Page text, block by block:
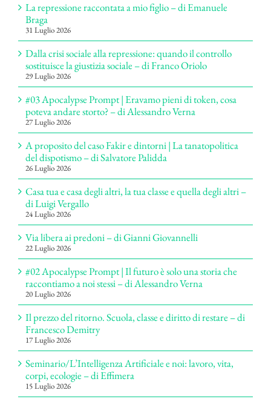
La repressione raccontata a mio figlio – di Emanuele
Braga
31 Luglio 2026
Dalla crisi sociale alla repressione: quando il controllo
sostituisce la giustizia sociale – di Franco Oriolo
29 Luglio 2026
#03 Apocalypse Prompt | Eravamo pieni di token, cosa
poteva andare storto? – di Alessandro Verna
27 Luglio 2026
A proposito del caso Fakir e dintorni | La tanatopolitica
del dispotismo – di Salvatore Palidda
26 Luglio 2026
Casa tua e casa degli altri, la tua classe e quella degli altri –
di Luigi Vergallo
24 Luglio 2026
Via libera ai predoni – di Gianni Giovannelli
22 Luglio 2026
#02 Apocalypse Prompt | Il futuro è solo una storia che
raccontiamo a noi stessi – di Alessandro Verna
20 Luglio 2026
Il prezzo del ritorno. Scuola, classe e diritto di restare – di
Francesco Demitry
17 Luglio 2026
Seminario/L’Intelligenza Artificiale e noi: lavoro, vita,
corpi, ecologie – di Effimera
15 Luglio 2026